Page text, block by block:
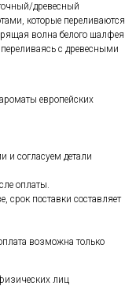
древесный
которые переливаются
волна белого шалфея
с древесными
европейских
и согласуем детали
оплаты.
срок поставки составляет
возможна только
лиц